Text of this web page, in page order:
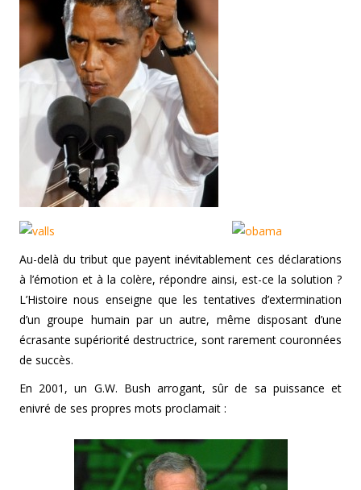
Au-delà du tribut que payent inévitablement ces déclarations
à l’émotion et à la colère, répondre ainsi, est-ce la solution ?
L’Histoire nous enseigne que les tentatives d’extermination
d’un groupe humain par un autre, même disposant d’une
écrasante supériorité destructrice, sont rarement couronnées
de succès.
En 2001, un G.W. Bush arrogant, sûr de sa puissance et
enivré de ses propres mots proclamait :